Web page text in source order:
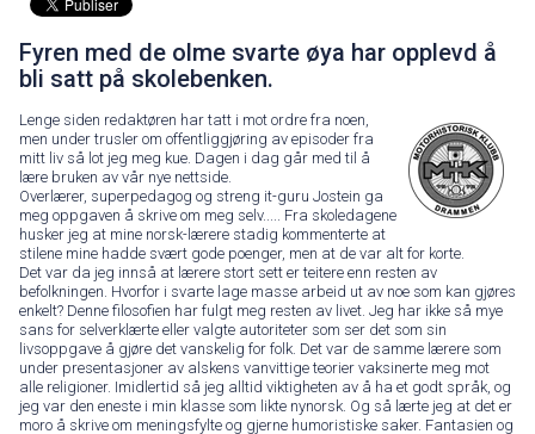
Fyren med de olme svarte øya har opplevd å
bli satt på skolebenken.
Lenge siden redaktøren har tatt i mot ordre fra noen,
men under trusler om offentliggjøring av episoder fra
mitt liv så lot jeg meg kue. Dagen i dag går med til å
lære bruken av vår nye nettside.
Overlærer, superpedagog og streng it-guru Jostein ga
meg oppgaven å skrive om meg selv..... Fra skoledagene
husker jeg at mine norsk-lærere stadig kommenterte at
stilene mine hadde svært gode poenger, men at de var alt for korte.
Det var da jeg innså at lærere stort sett er teitere enn resten av
befolkningen. Hvorfor i svarte lage masse arbeid ut av noe som kan gjøres
enkelt? Denne filosofien har fulgt meg resten av livet. Jeg har ikke så mye
sans for selverklærte eller valgte autoriteter som ser det som sin
livsoppgave å gjøre det vanskelig for folk. Det var de samme lærere som
under presentasjoner av alskens vanvittige teorier vaksinerte meg mot
alle religioner. Imidlertid så jeg alltid viktigheten av å ha et godt språk, og
jeg var den eneste i min klasse som likte nynorsk. Og så lærte jeg at det er
moro å skrive om meningsfylte og gjerne humoristiske saker. Fantasien og